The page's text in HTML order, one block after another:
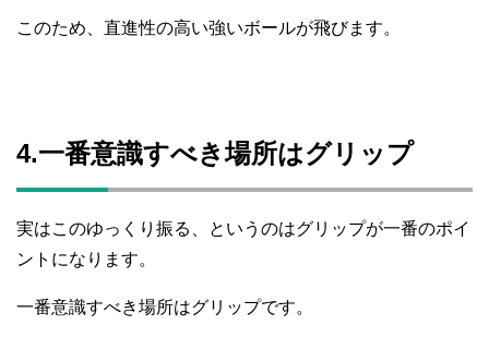
このため、直進性の高い強いボールが飛びます。
4.一番意識すべき場所はグリップ
実はこのゆっくり振る、というのはグリップが一番のポイ
ントになります。
一番意識すべき場所はグリップです。